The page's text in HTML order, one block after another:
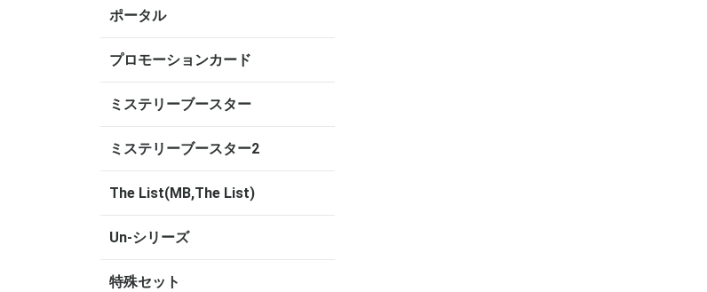
ポータル
プロモーションカード
ミステリーブースター
ミステリーブースター2
The List(MB,The List)
Un-シリーズ
特殊セット